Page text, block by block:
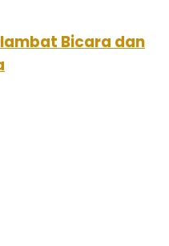
Bicara dan